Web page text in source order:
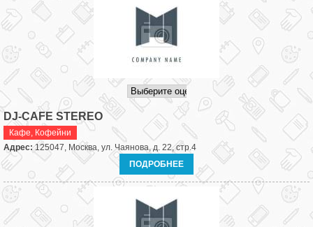
DJ-CAFE STEREO
Кафе, Кофейни
Адрес:125047, Москва, ул. Чаянова, д. 22, стр.4
ПОДРОБНЕЕ